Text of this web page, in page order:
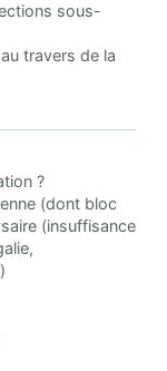
sous-
travers de la
?
(dont bloc
(insuffisance